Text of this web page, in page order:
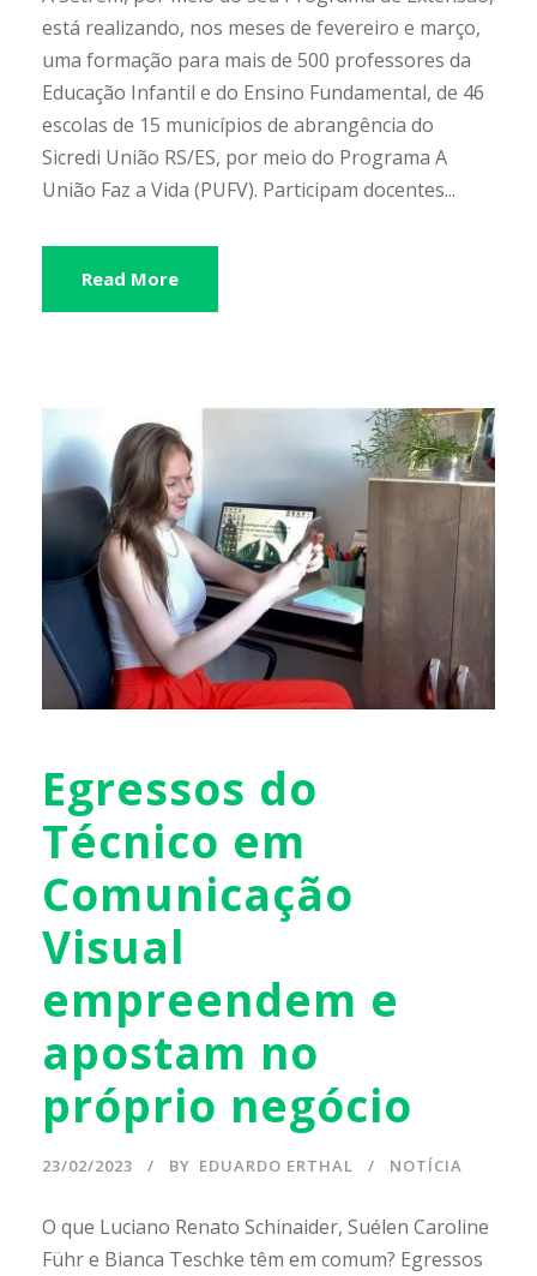
está realizando, nos meses de fevereiro e março,
uma formação para mais de 500 professores da
Educação Infantil e do Ensino Fundamental, de 46
escolas de 15 municípios de abrangência do
Sicredi União RS/ES, por meio do Programa A
União Faz a Vida (PUFV). Participam docentes...
Read More
Egressos do
Técnico em
Comunicação
Visual
empreendem e
apostam no
próprio negócio
23/02/2023 BY EDUARDO ERTHAL NOTÍCIA
O que Luciano Renato Schinaider, Suélen Caroline
Führ e Bianca Teschke têm em comum? Egressos